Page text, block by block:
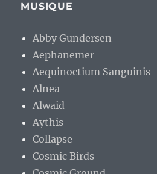
MUSIQUE
Abby Gundersen
Aephanemer
Aequinoctium Sanguinis
Alnea
Alwaid
Aythis
Collapse
Cosmic Birds